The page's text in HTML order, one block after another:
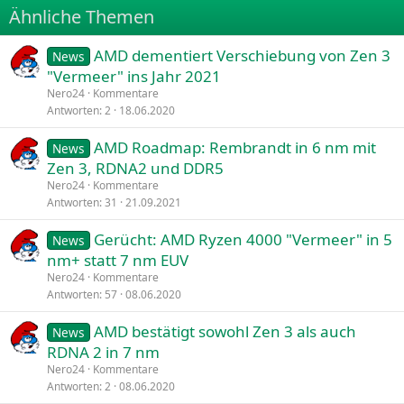
26
Trebuchet MS
Verdana
Ähnliche Themen
News AMD dementiert Verschiebung von Zen 3
"Vermeer" ins Jahr 2021
Nero24 Kommentare
Antworten 2 18.06.2020
News AMD Roadmap: Rembrandt in 6 nm mit
Zen 3, RDNA2 und DDR5
Nero24 Kommentare
Antworten 31 21.09.2021
News
Gerücht: AMD Ryzen 4000 "Vermeer" in 5
nm+ statt 7 nm EUV
Nero24 Kommentare
Antworten 57 08.06.2020
News AMD bestätigt sowohl Zen 3 als auch
RDNA 2 in 7 nm
Nero24 Kommentare
Antworten 2 08.06.2020